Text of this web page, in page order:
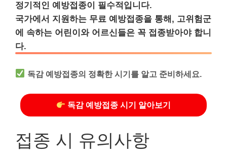
정기적인 예방접종이 필수적입니다.
국가에서 지원하는 무료 예방접종을 통해, 고위험군
에 속하는 어린이와 어르신들은 꼭 접종받아야 합니
다.
독감 예방접종의 정확한 시기를 알고 준비하세요.
독감 예방접종 시기 알아보기
접종 시 유의사항